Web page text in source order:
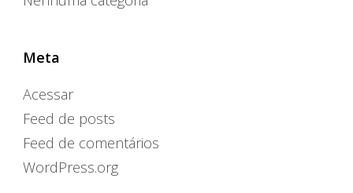
Meta
Acessar
Feed de posts
Feed de comentários
WordPress.org